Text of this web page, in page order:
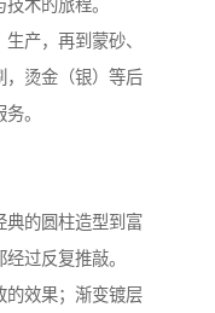
术的旅程。
产，再到蒙砂、
，烫金（银）等后
。
典的圆柱造型到富
过反复推敲。
的效果；渐变镀层